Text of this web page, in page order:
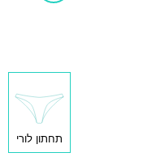
תחתון לורי